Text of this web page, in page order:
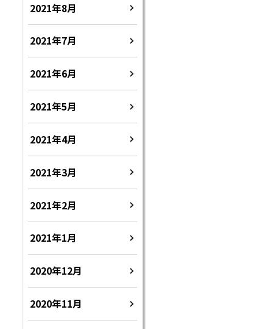
2021年8月
2021年7月
2021年6月
2021年5月
2021年4月
2021年3月
2021年2月
2021年1月
2020年12月
2020年11月